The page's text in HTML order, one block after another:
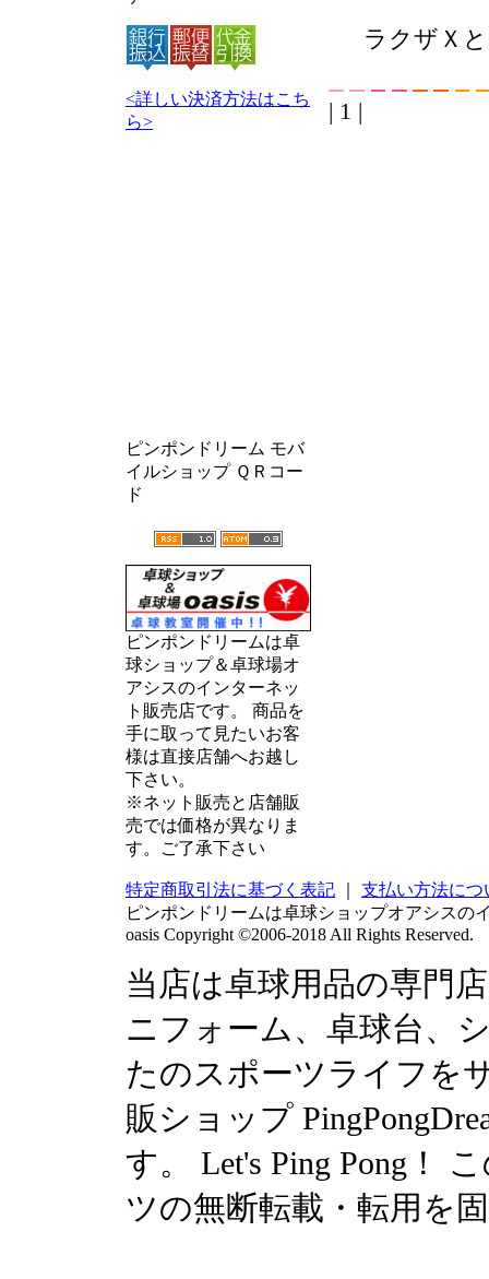
<詳しい決済方法はこち
ら>
ピンポンドリーム モバ
イルショップ ＱＲコー
ド
ピンポンドリームは卓
球ショップ＆卓球場オ
アシスのインターネッ
ト販売店です。 商品を
手に取って見たいお客
様は直接店舗へお越し
下さい。
※ネット販売と店舗販
売では価格が異なりま
す。ご了承下さい
ラクザＸ
| 1 |
特定商取引法に基づく表記
支払い方法につ
ピンポンドリームは卓球ショップオアシスの
oasis Copyright ©2006-2018 All Rights Reserved.
当店は卓球用品の専門
ニフォーム、卓球台、
たのスポーツライフを
販ショップ
す。 Let's Ping Pong！
ツの無断転載・転用を